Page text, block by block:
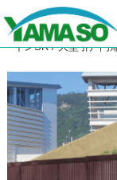
HOME外構の教科書
インSR / 大型引戸